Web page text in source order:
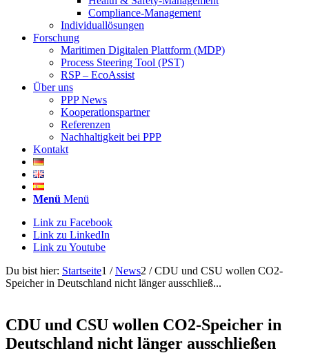
Compliance-Management
Individuallösungen
Forschung
Maritimen Digitalen Plattform (MDP)
Process Steering Tool (PST)
RSP – EcoAssist
Über uns
PPP News
Kooperationspartner
Referenzen
Nachhaltigkeit bei PPP
Kontakt
Menü Menü
Link zu Facebook
Link zu LinkedIn
Link zu Youtube
Du bist hier: Startseite1 / News2 / CDU und CSU wollen CO2-
Speicher in Deutschland nicht länger ausschließ...
CDU und CSU wollen CO2-Speicher in
Deutschland nicht länger ausschließen